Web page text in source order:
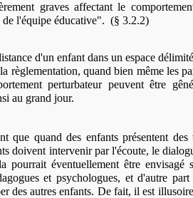
graves affectant le
de l'équipe éducative". (§ 3.2.2)
d'un enfant dans un espace
règlementation, quand bien même les
perturbateur peuvent être
au grand jour.
que quand des enfants présentent
doivent intervenir par l'écoute, le
pourrait éventuellement être envisagé
et psychologues, et d'autre
des autres enfants. De fait, il est